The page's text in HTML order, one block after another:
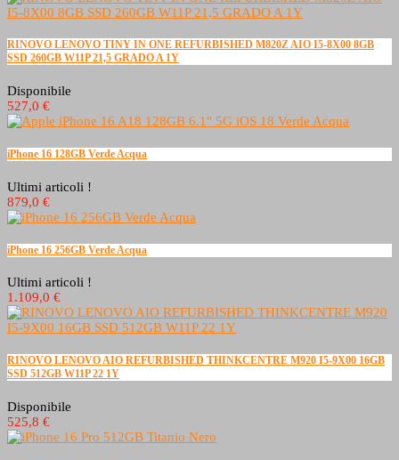
RINOVO LENOVO TINY IN ONE REFURBISHED M820Z AIO I5-8X00 8GB
SSD 260GB W11P 21,5 GRADO A 1Y
Disponibile
527,0 €
iPhone 16 128GB Verde Acqua
Ultimi articoli !
879,0 €
iPhone 16 256GB Verde Acqua
Ultimi articoli !
1.109,0 €
RINOVO LENOVO AIO REFURBISHED THINKCENTRE M920 I5-9X00 16GB
SSD 512GB W11P 22 1Y
Disponibile
525,8 €